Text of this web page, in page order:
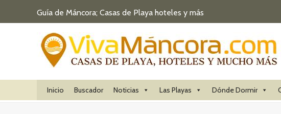
Guía de Máncora; Casas de Playa hoteles y más
Inicio Buscador Noticias Las Playas Dónde Dormir